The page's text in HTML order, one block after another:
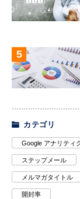
カテゴリ
Google アナリティ
ステップメール
メルマガタイトル
開封率